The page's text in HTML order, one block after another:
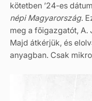
kötetben ’24-es
népi Magyarország.
meg a főigazgatót, A.
Majd átkérjük, és
anyagban. Csak